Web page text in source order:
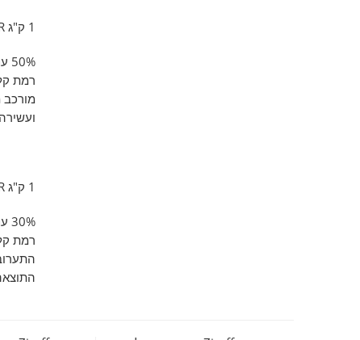
1 ק"ג PROFESSIONAL BAR
50% ערביקה, 50% רובוסטה
רמת
מורכב
1 ק"ג BRUNA BAR
30% ערביקה, 70% רובוסטה
רמת